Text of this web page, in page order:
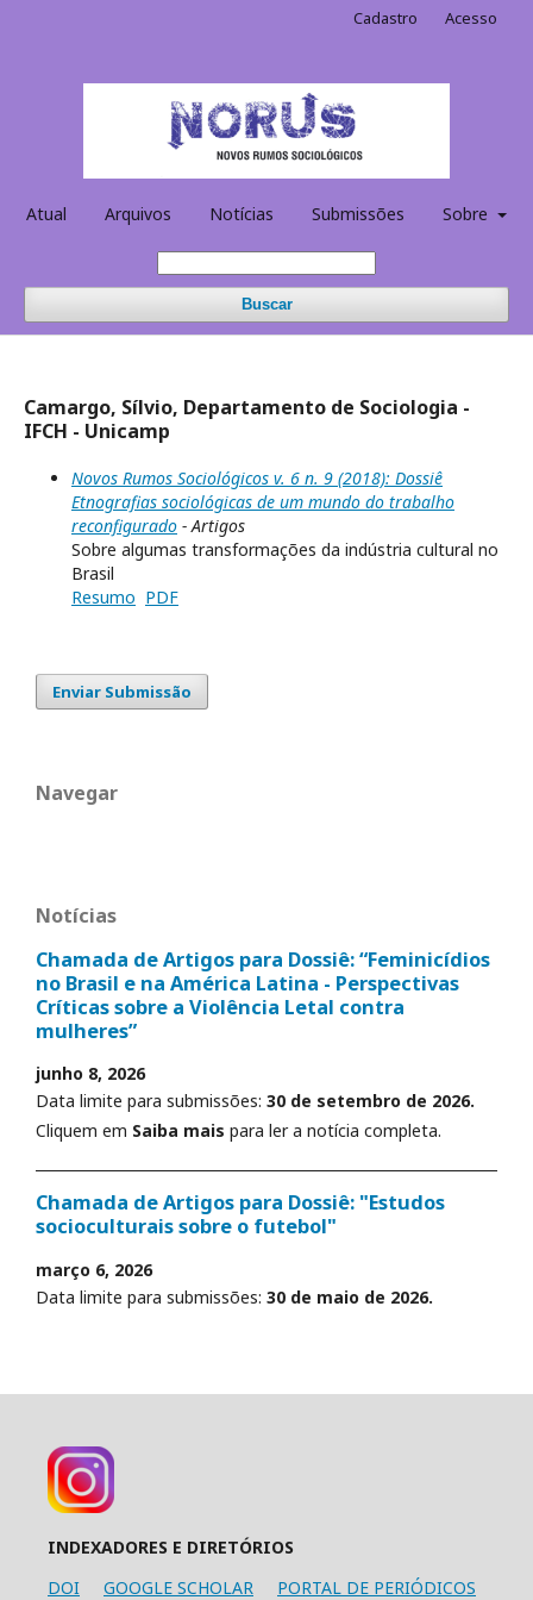
Atual Arquivos Notícias Submissões Sobre
Buscar
Cadastro Acesso
Camargo, Sílvio, Departamento de Sociologia -
IFCH - Unicamp
Novos Rumos Sociológicos v. 6 n. 9 (2018): Dossiê
Etnografias sociológicas de um mundo do trabalho
reconfigurado - Artigos
Sobre algumas transformações da indústria cultural no
Brasil
Resumo PDF
Enviar Submissão
Navegar
Notícias
Chamada de Artigos para Dossiê: “Feminicídios
no Brasil e na América Latina - Perspectivas
Críticas sobre a Violência Letal contra
mulheres”
junho 8, 2026
Data limite para submissões: 30 de setembro de 2026.
Cliquem em Saiba mais para ler a notícia completa.
Chamada de Artigos para Dossiê: "Estudos
socioculturais sobre o futebol"
março 6, 2026
Data limite para submissões: 30 de maio de 2026.
INDEXADORES E DIRETÓRIOS
DOI
GOOGLE SCHOLAR
PORTAL DE PERIÓDICOS